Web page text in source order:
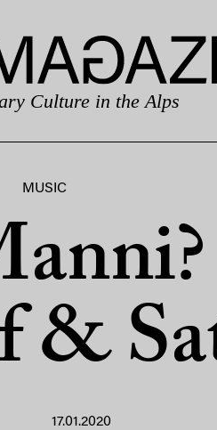
Culture in the Alps
MUSIC
&
17.01.2020